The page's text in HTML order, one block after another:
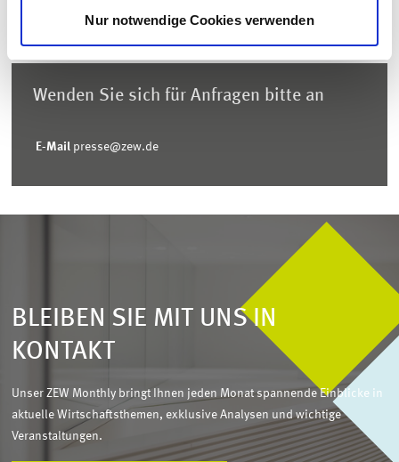
Nur notwendige Cookies verwenden
Wenden Sie sich für Anfragen bitte an
E-Mail presse@zew.de
BLEIBEN SIE MIT UNS IN
KONTAKT
Unser ZEW Monthly bringt Ihnen jeden Monat spannende Einblicke in
aktuelle Wirtschaftsthemen, exklusive Analysen und wichtige
Veranstaltungen.